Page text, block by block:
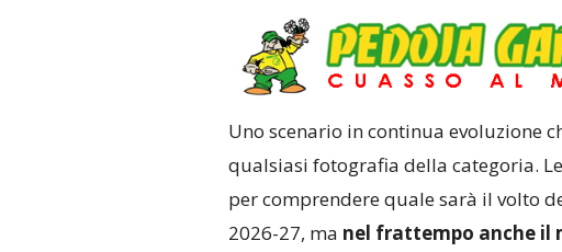
Uno scenario in continua evoluzione
qualsiasi fotografia della categoria.
per comprendere quale sarà il volto
2026-27, ma nel frattempo anche il